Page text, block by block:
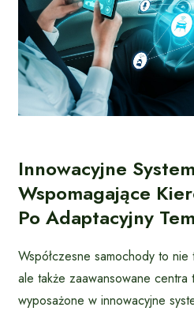
Innowacyjne
Wspomagające
Po Adaptacyjny
Współczesne samochody to
ale także zaawansowane centra
wyposażone w innowacyjne